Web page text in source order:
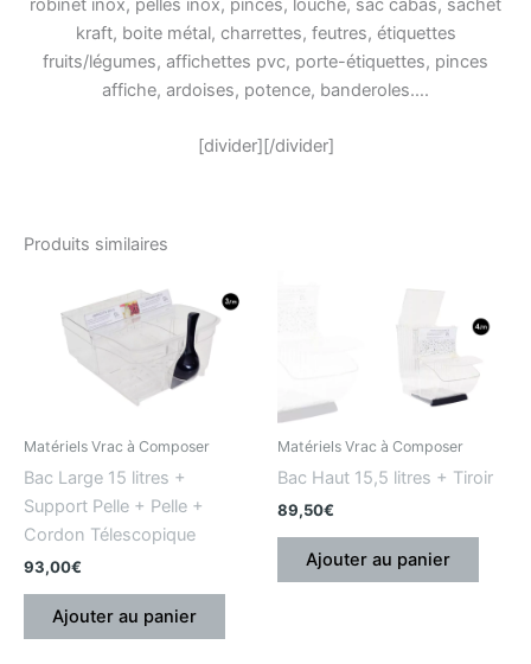
robinet inox, pelles inox, pinces, louche, sac cabas, sachet
kraft, boite métal, charrettes, feutres, étiquettes
fruits/légumes, affichettes pvc, porte-étiquettes, pinces
affiche, ardoises, potence, banderoles….
[divider][/divider]
Produits similaires
Matériels Vrac à Composer
Bac Large 15 litres +
Support Pelle + Pelle +
Cordon Télescopique
93,00€
Ajouter au panier
Matériels Vrac à Composer
Bac Haut 15,5 litres + Tiroir
89,50€
Ajouter au panier